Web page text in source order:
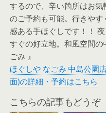
するので、辛い箇所はお
のご予約も可能。行きや
感ある手ほぐしです！！
すぐの好立地。和風空間
ごみ 』
ほぐしや なごみ 中島公園
面)の詳細・予約はこちら
こちらの記事もどうぞ